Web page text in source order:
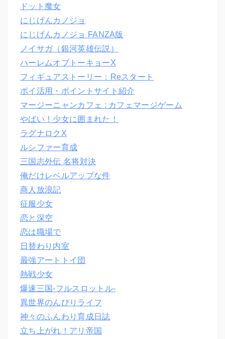
ドット魔女
にじげんカノジョ
にじげんカノジョ FANZA版
ノイサガ（銀河英雄伝説）
ハーレムオブトーキョーX
フィギュアストーリー：Reスタート
ポイ活用・ポイントサイト紹介
マージーニャンカフェ : カフェマージゲーム
やばい！少女に囲まれた！
ラグナロクX
ルシファー育成
三国志外伝 名将対決
俺だけレベルアップな件
商人放浪記
征服少女
恋と深空
恋は職場で
日替わり内室
最強アートトイ団
熱戦少女
爆速三国‐フルスロットル‐
異世界のんびりライフ
神々のふんわり育成日誌
立ち上がれ！アリ帝国